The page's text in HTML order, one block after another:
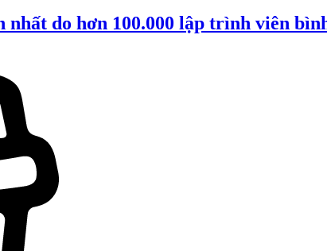
nhất do hơn 100.000 lập trình viên